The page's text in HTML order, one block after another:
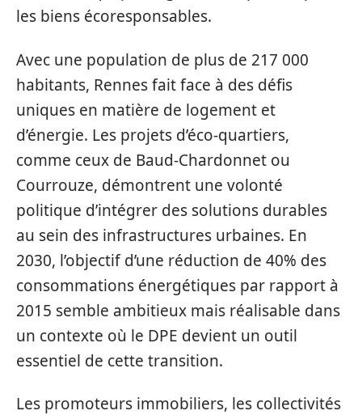
les biens écoresponsables.
Avec une population de plus de 217 000
habitants, Rennes fait face à des défis
uniques en matière de logement et
d’énergie. Les projets d’éco-quartiers,
comme ceux de Baud-Chardonnet ou
Courrouze, démontrent une volonté
politique d’intégrer des solutions durables
au sein des infrastructures urbaines. En
2030, l’objectif d’une réduction de 40% des
consommations énergétiques par rapport à
2015 semble ambitieux mais réalisable dans
un contexte où le DPE devient un outil
essentiel de cette transition.
Les promoteurs immobiliers, les collectivités